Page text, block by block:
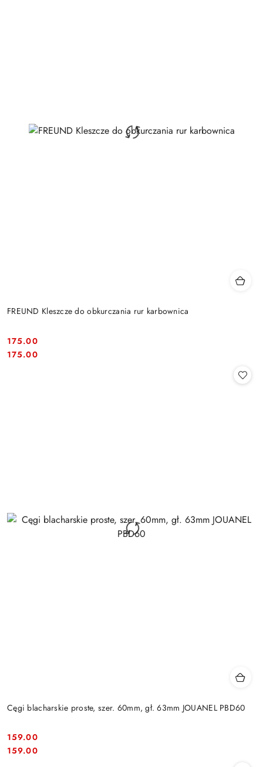
FREUND Kleszcze do obkurczania rur karbownica
Cena:
175.00
Cena:
175.00
Cęgi blacharskie proste, szer. 60mm, gł. 63mm JOUANEL PBD60
Cena:
159.00
Cena:
159.00